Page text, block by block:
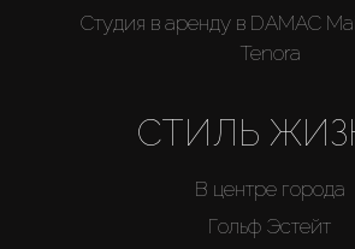
Студия в аренду в DAMAC
Tenora
СТИЛЬ
В центре города
Гольф Эстейт